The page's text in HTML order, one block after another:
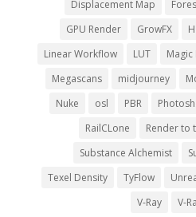
Displacement Map
GPU Render
GrowFX
Linear Workflow
LUT
Megascans
midjourney
Nuke
osl PBR
RailCLone
Render to
Substance Alchemist
Texel Density
TyFlow
V-Ray
V-